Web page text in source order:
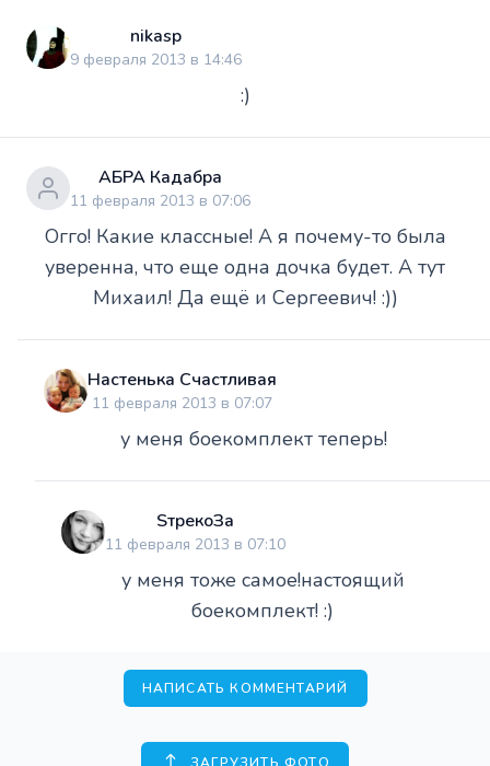
nikasp
9 февраля 2013 в 14:46
:)
АБРА Кадабра
11 февраля 2013 в 07:06
Огго! Какие классные! А я почему-то была
уверенна, что еще одна дочка будет. А тут
Михаил! Да ещё и Сергеевич! :))
Настенька Счастливая
11 февраля 2013 в 07:07
у меня боекомплект теперь!
SтрекоЗа
11 февраля 2013 в 07:10
у меня тоже самое!настоящий
боекомплект! :)
НАПИСАТЬ КОММЕНТАРИЙ